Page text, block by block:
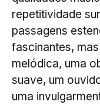
repetitividade
passagens
fascinantes,
melódica, uma
suave, um
uma